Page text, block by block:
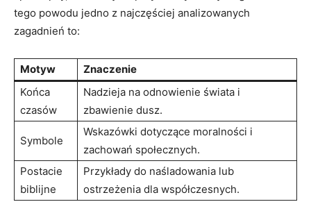
tego powodu jedno z najczęściej analizowanych
‍zagadnień to:
Motyw
Znaczenie
Końca
czasów
Nadzieja na odnowienie świata ⁤i
‌zbawienie ⁣dusz.
Symbole
Wskazówki dotyczące moralności ‍i
zachowań społecznych.
Postacie
biblijne
Przykłady ⁢do naśladowania lub‌
ostrzeżenia dla współczesnych.